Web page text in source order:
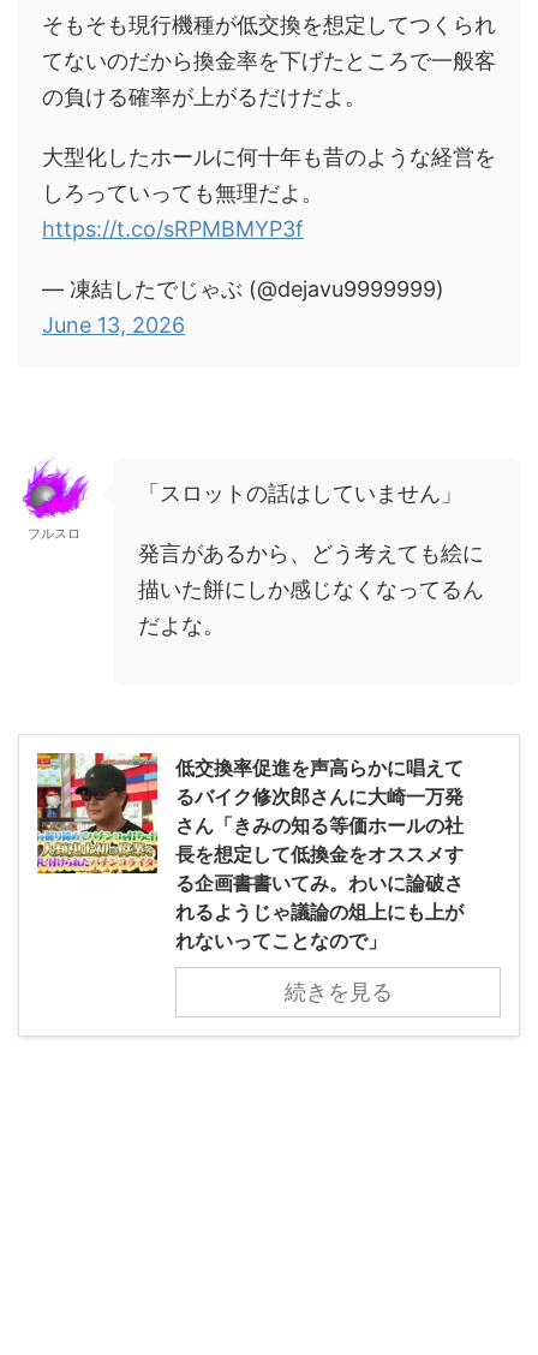
そもそも現行機種が低交換を想定してつくられ
てないのだから換金率を下げたところで一般客
の負ける確率が上がるだけだよ。
大型化したホールに何十年も昔のような経営を
しろっていっても無理だよ。
https://t.co/sRPMBMYP3f
— 凍結したでじゃぶ (@dejavu9999999)
June 13, 2026
フルスロ
「スロットの話はしていません」
発言があるから、どう考えても絵に
描いた餅にしか感じなくなってるん
だよな。
低交換率促進を声高らかに唱えて
るバイク修次郎さんに大崎一万発
さん「きみの知る等価ホールの社
長を想定して低換金をオススメす
る企画書書いてみ。わいに論破さ
れるようじゃ議論の俎上にも上が
れないってことなので」
続きを見る